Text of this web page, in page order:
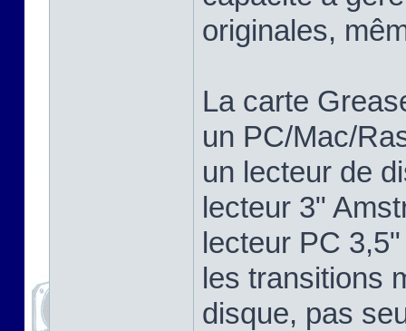
originales,
La carte
un PC/Mac/
un lecteur de
lecteur 3"
lecteur PC
les transitions
disque, pas